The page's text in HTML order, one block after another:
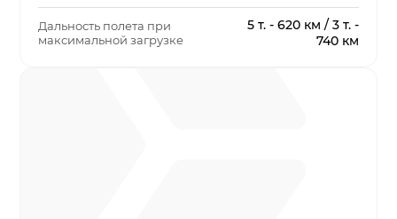
Дальность полета при
максимальной загрузке
5 т. - 620 км / 3 т. -
740 км